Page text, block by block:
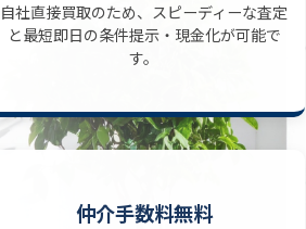
自社直接買取のため、スピーディーな査定
と最短即日の条件提示・現金化が可能で
す。
仲介手数料無料